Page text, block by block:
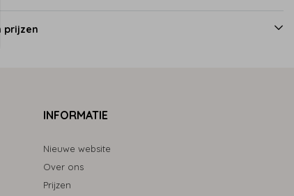
prijzen
INFORMATIE
Nieuwe website
Over ons
Prijzen